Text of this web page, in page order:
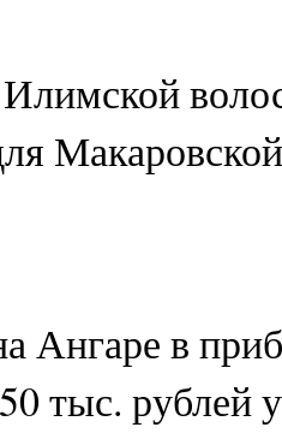
Ангаре в
тыс. рублей